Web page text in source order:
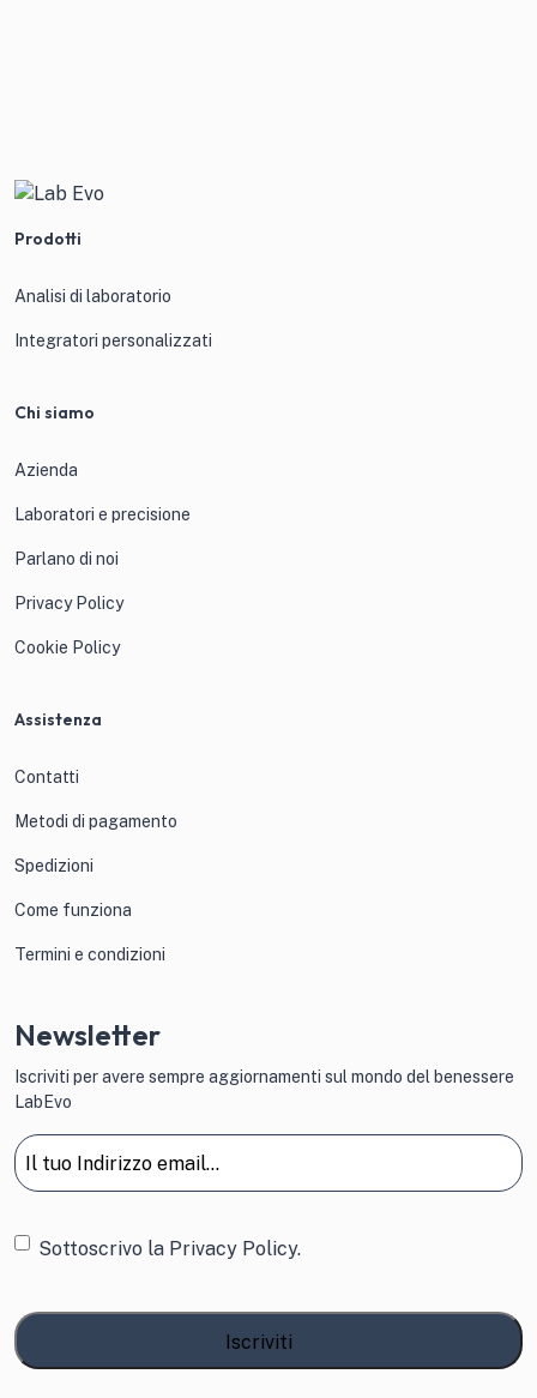
Prodotti
Analisi di laboratorio
Integratori personalizzati
Chi siamo
Azienda
Laboratori e precisione
Parlano di noi
Privacy Policy
Cookie Policy
Assistenza
Contatti
Metodi di pagamento
Spedizioni
Come funziona
Termini e condizioni
Newsletter
Iscriviti per avere sempre aggiornamenti sul mondo del benessere
LabEvo
Email
Consenso
Sottoscrivo la Privacy Policy.